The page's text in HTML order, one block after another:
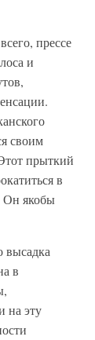
прессе
и
своим
прыткий
в
Он якобы
высадка
в
на эту